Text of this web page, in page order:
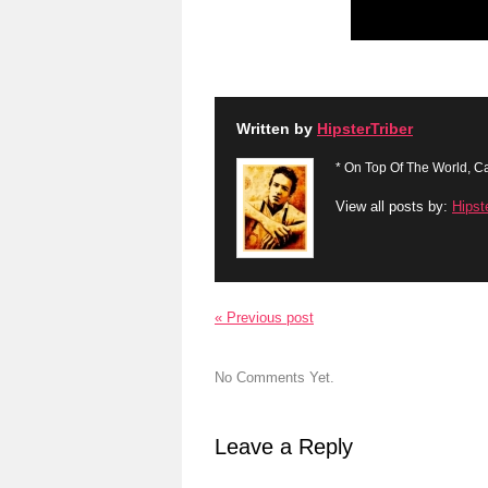
Written by HipsterTriber
* On Top Of The World,
View all posts by:
« Previous post
No Comments Yet.
Leave a Reply